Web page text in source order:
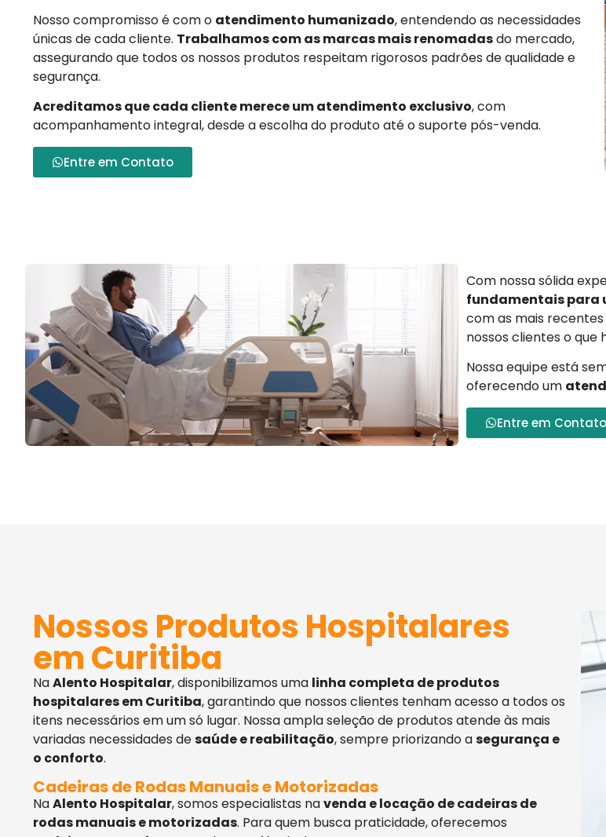
Nosso compromisso é com o atendimento humanizado, entendendo as necessidades
únicas de cada cliente. Trabalhamos com as marcas mais renomadasdo mercado,
assegurando que todos os nossos produtos respeitam rigorosos padrões de qualidade e
segurança.
Acreditamos que cada cliente merece um atendimento exclusivo, com
acompanhamento integral, desde a escolha do produto até o suporte pós-venda.
Entre em Contato
Com nossa sólida
fundamentais para
com as mais
nossos clientes o que
Nossa equipe está
oferecendo um
Entre em Contato
Nossos Produtos Hospitalares
em Curitiba
NaAlento Hospitalar, disponibilizamos uma linha completa de produtos
hospitalares em Curitiba, garantindo que nossos clientes tenham acesso a todos os
itens necessários em um só lugar. Nossa ampla seleção de produtos atende às mais
variadas necessidades desaúde e reabilitação, sempre priorizando asegurança e
o conforto.
Cadeiras de Rodas Manuais e Motorizadas
NaAlento Hospitalar, somos especialistas navenda e locação de cadeiras de
rodas manuais e motorizadas. Para quem busca praticidade, oferecemos